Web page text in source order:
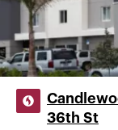
36th St